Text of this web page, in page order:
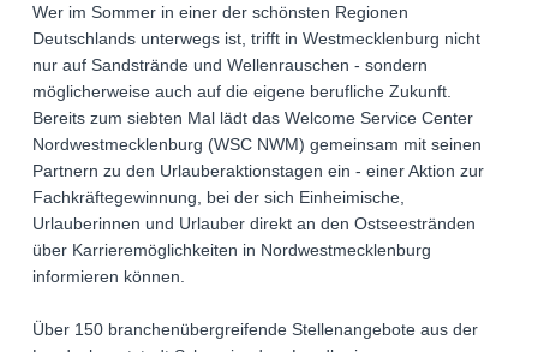
Wer im Sommer in einer der schönsten Regionen
Deutschlands unterwegs ist, trifft in Westmecklenburg nicht
nur auf Sandstrände und Wellenrauschen - sondern
möglicherweise auch auf die eigene berufliche Zukunft.
Bereits zum siebten Mal lädt das Welcome Service Center
Nordwestmecklenburg (WSC NWM) gemeinsam mit seinen
Partnern zu den Urlauberaktionstagen ein - einer Aktion zur
Fachkräftegewinnung, bei der sich Einheimische,
Urlauberinnen und Urlauber direkt an den Ostseestränden
über Karrieremöglichkeiten in Nordwestmecklenburg
informieren können.
Über 150 branchenübergreifende Stellenangebote aus der